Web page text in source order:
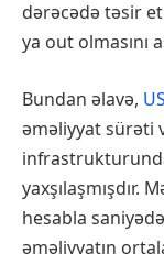
dərəcədə təsir
ya out olmasını
Bundan əlavə,
əməliyyat sürəti
yaxşılaşmışdır.
hesabla
əməliyyatın